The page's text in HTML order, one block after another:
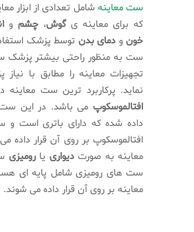
ست معاینه شامل تعدادی از ابزار
که برای معاینه یگوش، چشم و
خونو دمای بدن توسط پزشک
ست به منظور راحتی بیشتر پزشک
تجهیزات معاینه را مطابق با
نماید. پرکاربرد ترین ست معاینه
افتالموسکوپ می باشد. در این
داده شده که دارای باتری است و
افتالموسکوپ بر روی آن قرار
معاینه به صورتدیواری یارومیزی
ست های رومیزی شامل پایه ای
معاینه بر روی آن قرار داده می شوند.